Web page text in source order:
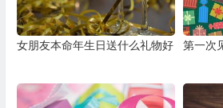
女朋友本命年生日送什么礼物好 第一次